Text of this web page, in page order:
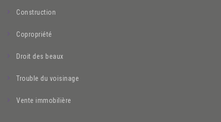
Construction
Copropriété
Droit des beaux
Trouble du voisinage
Vente immobilière